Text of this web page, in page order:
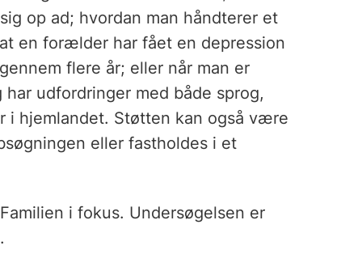
op ad; hvordan man håndterer et
en forælder har fået en depression
flere år; eller når man er
udfordringer med både sprog,
i hjemlandet. Støtten kan også være
eller fastholdes i et
i fokus. Undersøgelsen er